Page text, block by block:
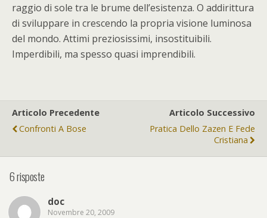
raggio di sole tra le brume dell’esistenza. O addirittura
di sviluppare in crescendo la propria visione luminosa
del mondo. Attimi preziosissimi, insostituibili.
Imperdibili, ma spesso quasi imprendibili.
Articolo Precedente
Confronti A Bose
Articolo Successivo
Pratica Dello Zazen E Fede
Cristiana
6 risposte
doc
Novembre 20, 2009